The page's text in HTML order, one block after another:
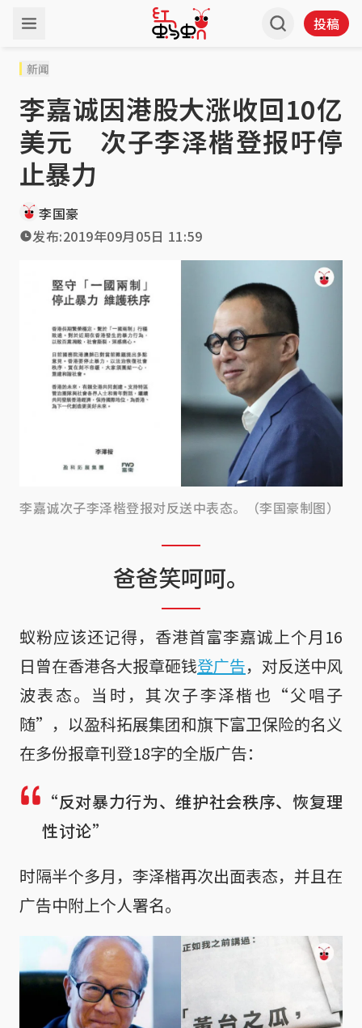
投稿
新闻
李嘉诚因港股大涨收回10亿
美元 次子李泽楷登报吁停
止暴力
李国豪
发布:2019年09月05日 11:59
李嘉诚次子李泽楷登报对反送中表态。（李国豪制图）
爸爸笑呵呵。
蚁粉应该还记得，香港首富李嘉诚上个月16
日曾在香港各大报章砸钱登广告，对反送中风
波表态。当时，其次子李泽楷也“父唱子
随”，以盈科拓展集团和旗下富卫保险的名义
在多份报章刊登18字的全版广告：
“反对暴力行为、维护社会秩序、恢复理
性讨论”
时隔半个多月，李泽楷再次出面表态，并且在
广告中附上个人署名。